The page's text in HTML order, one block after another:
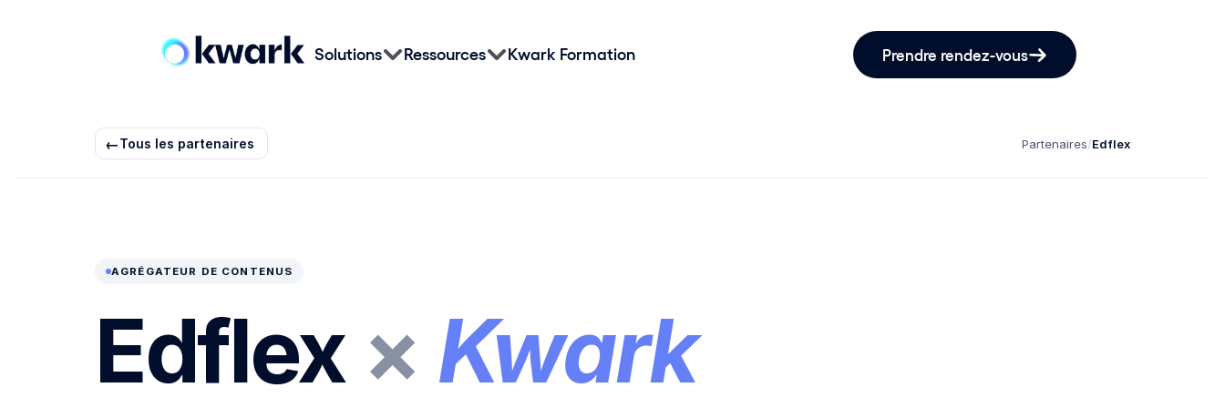
Solutions Ressources Kwark Formation Prendre rendez-vous
←Tous les partenaires Partenaires/Edflex
AGRÉGATEUR DE CONTENUS
Edflex × Kwark
Les
entreprises
clientes